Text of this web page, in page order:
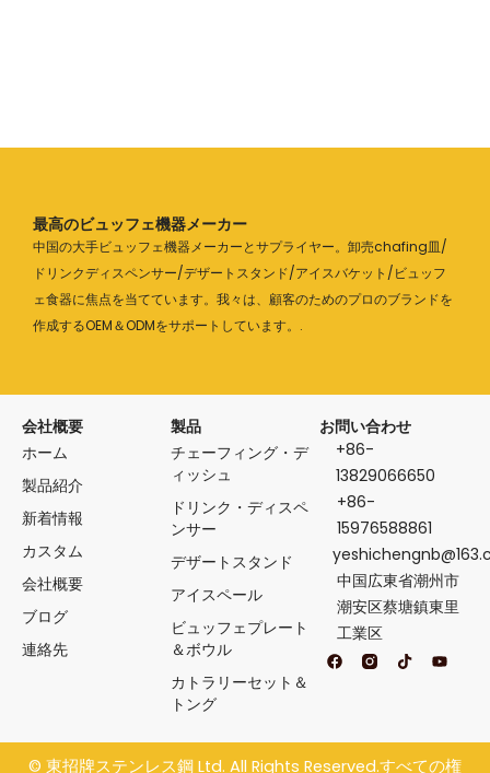
最高のビュッフェ機器メーカー
中国の大手ビュッフェ機器メーカーとサプライヤー。卸売chafing皿/
ドリンクディスペンサー/デザートスタンド/アイスバケット/ビュッフ
ェ食器に焦点を当てています。我々は、顧客のためのプロのブランドを
作成するOEM＆ODMをサポートしています。.
会社概要
ホーム
製品紹介
新着情報
カスタム
会社概要
ブログ
連絡先
製品
チェーフィング・デ
ィッシュ
ドリンク・ディスペ
ンサー
デザートスタンド
アイスペール
ビュッフェプレート
＆ボウル
カトラリーセット＆
トング
お問い合わせ
+86-
13829066650
+86-
15976588861
中国広東省潮州市
潮安区蔡塘鎮東里
工業区
フ
ェ
ク
テ
ィ
Y
o
e
© 東招牌ステンレス鋼 Ltd. All Rights Reserved.すべての権